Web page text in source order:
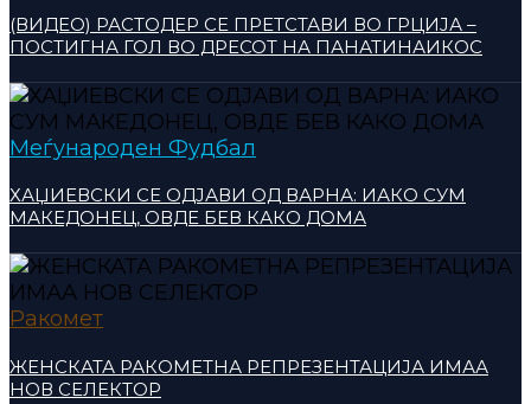
(ВИДЕО) РАСТОДЕР СЕ ПРЕТСТАВИ ВО ГРЦИЈА –
ПОСТИГНА ГОЛ ВО ДРЕСОТ НА ПАНАТИНАИКОС
Меѓународен Фудбал
ХАЏИЕВСКИ СЕ ОДЈАВИ ОД ВАРНА: ИАКО СУМ
МАКЕДОНЕЦ, ОВДЕ БЕВ КАКО ДОМА
Ракомет
ЖЕНСКАТА РАКОМЕТНА РЕПРЕЗЕНТАЦИЈА ИМАА
НОВ СЕЛЕКТОР